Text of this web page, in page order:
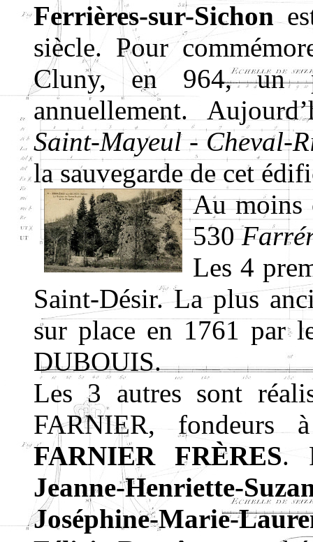
Ferrières-sur-Sichon
siècle. Pour
Cluny, en 964, un
annuellement.
Saint-Mayeul - Cheval-
la sauvegarde de cet
Au moins
530
Les 4
Saint-Désir. La plus
sur place en 1761 par
DUBOUIS.
Les 3 autres sont
FARNIER,
FARNIER FRÈRES.
Jeanne-Henriette-
Joséphine-Marie-